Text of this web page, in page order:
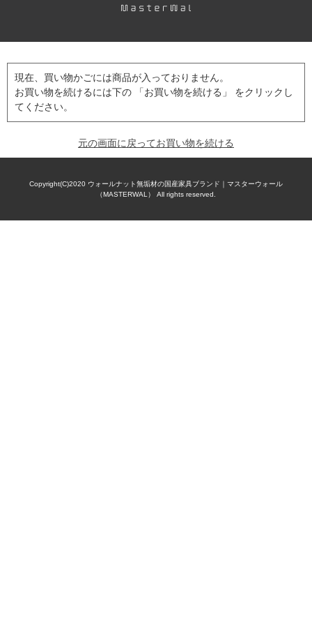
現在、買い物かごには商品が入っておりません。
お買い物を続けるには下の 「お買い物を続ける」 をクリックし
てください。
元の画面に戻ってお買い物を続ける
Copyright(C)2020 ウォールナット無垢材の国産家具ブランド｜マスターウォール
（MASTERWAL） All rights reserved.